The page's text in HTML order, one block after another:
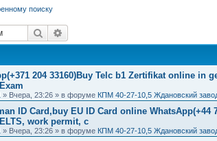
поиску
Поиск
204 33160)Buy Telc b1 Zertifikat online in
» Вчера, 23:26 » в форуме КПМ 40-27-10,5 Ждановский
ID Card,buy EU ID Card online WhatsApp(+44
work permit, c
» Вчера, 23:26 » в форуме КПМ 40-27-10,5 Ждановский